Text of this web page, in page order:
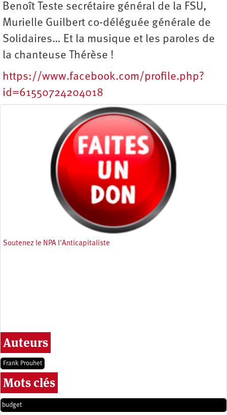
Benoît Teste secrétaire général de la FSU,
Murielle Guilbert co-­déléguée générale de
Solidaires… Et la musique et les paroles de
la chanteuse Thérèse !
https://www.facebook.com/profile.php?
id=61550724204018
Soutenez le NPA l'Anticapitaliste
Auteurs
Frank Prouhet
Mots clés
budget